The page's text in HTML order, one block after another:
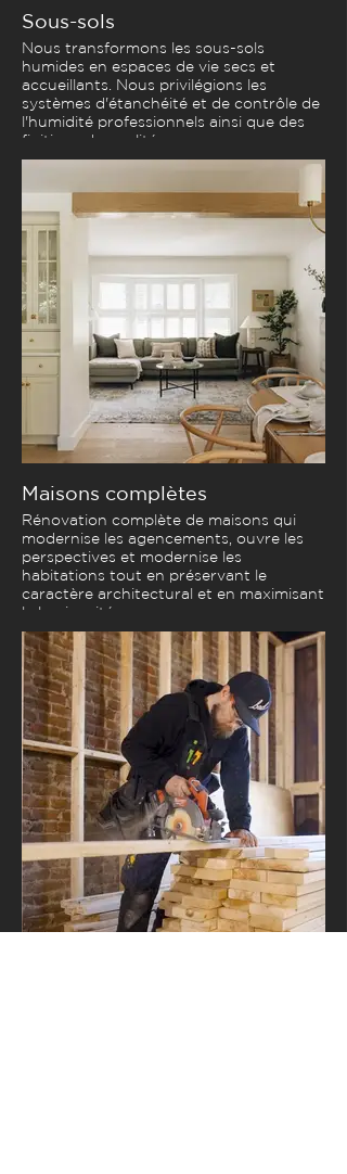
Sous-sols
Nous transformons les sous-sols
humides en espaces de vie secs et
accueillants. Nous privilégions les
systèmes d'étanchéité et de contrôle de
l'humidité professionnels ainsi que des
finitions de qualité.
Maisons complètes
Rénovation complète de maisons qui
modernise les agencements, ouvre les
perspectives et modernise les
habitations tout en préservant le
caractère architectural et en maximisant
la luminosité.